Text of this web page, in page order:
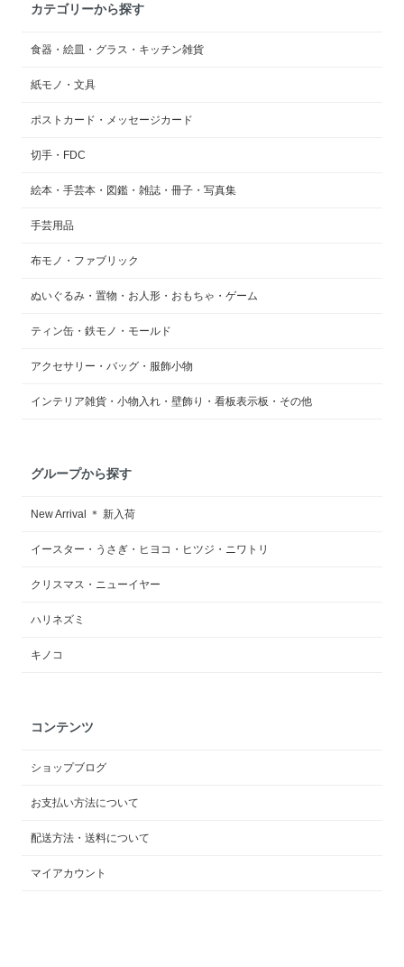
カテゴリーから探す
食器・絵皿・グラス・キッチン雑貨
紙モノ・文具
ポストカード・メッセージカード
切手・FDC
絵本・手芸本・図鑑・雑誌・冊子・写真集
手芸用品
布モノ・ファブリック
ぬいぐるみ・置物・お人形・おもちゃ・ゲーム
ティン缶・鉄モノ・モールド
アクセサリー・バッグ・服飾小物
インテリア雑貨・小物入れ・壁飾り・看板表示板・その他
グループから探す
New Arrival ＊ 新入荷
イースター・うさぎ・ヒヨコ・ヒツジ・ニワトリ
クリスマス・ニューイヤー
ハリネズミ
キノコ
コンテンツ
ショップブログ
お支払い方法について
配送方法・送料について
マイアカウント